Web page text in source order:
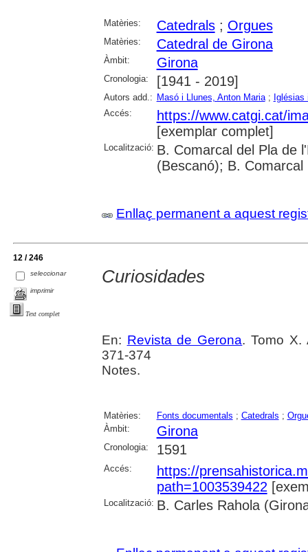
Matèries: Catedrals; Orgues
Matèries: Catedral de Girona
Àmbit: Girona
Cronologia: [1941 - 2019]
Autors add.: Masó i Llunes, Anton Maria;
Accés:
https://www.catgi.cat/
[exemplar complet]
Localització: B. Comarcal del Pla de
(Bescanó); B.
Enllaç permanent a aquest
12 / 246
seleccionar
imprimir
Text complet
Curiosidades
En: Revista de Gerona. Tomo X.
371-374
Notes.
Matèries: Fonts documentals ; Catedrals ;
Àmbit:
Girona
Cronologia: 1591
Accés:
https://
path=1003539422
Localització: B. Carles Rahola